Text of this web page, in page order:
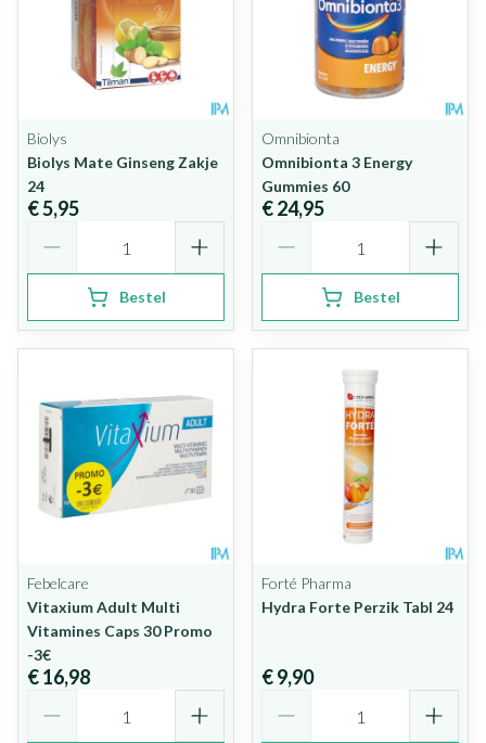
Biolys
Biolys Mate Ginseng Zakje
24
€ 5,95
Bestel
Omnibionta
Omnibionta 3 Energy
Gummies 60
€ 24,95
Bestel
Febelcare
Vitaxium Adult Multi
Vitamines Caps 30 Promo
-3€
€ 16,98
Forté Pharma
Hydra Forte Perzik Tabl 24
€ 9,90